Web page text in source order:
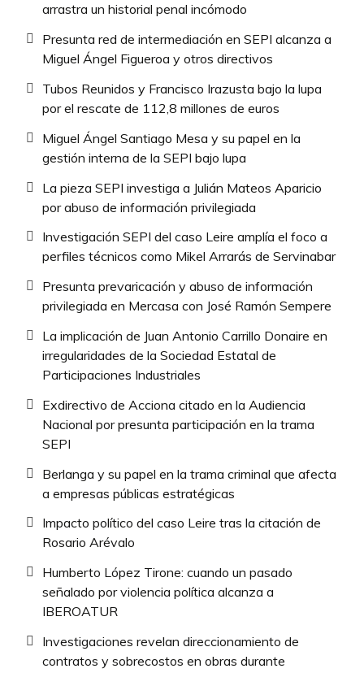
arrastra un historial penal incómodo
Presunta red de intermediación en SEPI alcanza a
Miguel Ángel Figueroa y otros directivos
Tubos Reunidos y Francisco Irazusta bajo la lupa
por el rescate de 112,8 millones de euros
Miguel Ángel Santiago Mesa y su papel en la
gestión interna de la SEPI bajo lupa
La pieza SEPI investiga a Julián Mateos Aparicio
por abuso de información privilegiada
Investigación SEPI del caso Leire amplía el foco a
perfiles técnicos como Mikel Arrarás de Servinabar
Presunta prevaricación y abuso de información
privilegiada en Mercasa con José Ramón Sempere
La implicación de Juan Antonio Carrillo Donaire en
irregularidades de la Sociedad Estatal de
Participaciones Industriales
Exdirectivo de Acciona citado en la Audiencia
Nacional por presunta participación en la trama
SEPI
Berlanga y su papel en la trama criminal que afecta
a empresas públicas estratégicas
Impacto político del caso Leire tras la citación de
Rosario Arévalo
Humberto López Tirone: cuando un pasado
señalado por violencia política alcanza a
IBEROATUR
Investigaciones revelan direccionamiento de
contratos y sobrecostos en obras durante